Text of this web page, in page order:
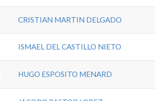
CRISTIAN MARTIN DELGADO
ISMAEL DEL CASTILLO NIETO
HUGO ESPOSITO MENARD